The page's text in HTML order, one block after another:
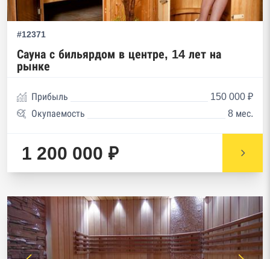
#12371
Сауна с бильярдом в центре, 14 лет на
рынке
Прибыль
150 000 ₽
Окупаемость
8 мес.
1 200 000 ₽